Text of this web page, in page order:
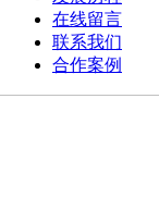
在线留言
联系我们
合作案例